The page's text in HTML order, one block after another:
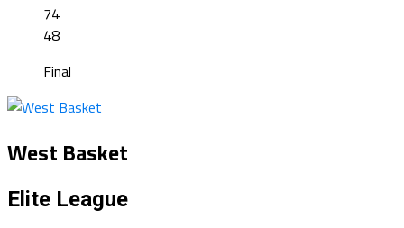
74
48
Final
West Basket
Elite League